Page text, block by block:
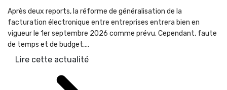
Après deux reports, la réforme de généralisation de la
facturation électronique entre entreprises entrera bien en
vigueur le 1er septembre 2026 comme prévu. Cependant, faute
de temps et de budget,...
Lire cette actualité